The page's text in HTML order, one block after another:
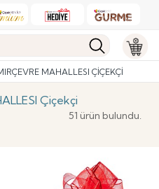
MAHALLESI ÇIÇEKÇI
Çiçekçi
51 ürün bulundu.